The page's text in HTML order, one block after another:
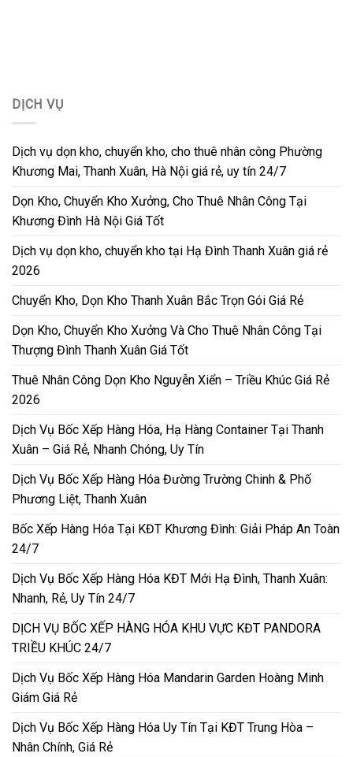
DỊCH VỤ
Dịch vụ dọn kho, chuyển kho, cho thuê nhân công Phường
Khương Mai, Thanh Xuân, Hà Nội giá rẻ, uy tín 24/7
Dọn Kho, Chuyển Kho Xưởng, Cho Thuê Nhân Công Tại
Khương Đình Hà Nội Giá Tốt
Dịch vụ dọn kho, chuyển kho tại Hạ Đình Thanh Xuân giá rẻ
2026
Chuyển Kho, Dọn Kho Thanh Xuân Bắc Trọn Gói Giá Rẻ
Dọn Kho, Chuyển Kho Xưởng Và Cho Thuê Nhân Công Tại
Thượng Đình Thanh Xuân Giá Tốt
Thuê Nhân Công Dọn Kho Nguyễn Xiển – Triều Khúc Giá Rẻ
2026
Dịch Vụ Bốc Xếp Hàng Hóa, Hạ Hàng Container Tại Thanh
Xuân – Giá Rẻ, Nhanh Chóng, Uy Tín
Dịch Vụ Bốc Xếp Hàng Hóa Đường Trường Chinh & Phố
Phương Liệt, Thanh Xuân
Bốc Xếp Hàng Hóa Tại KĐT Khương Đình: Giải Pháp An Toàn
24/7
Dịch Vụ Bốc Xếp Hàng Hóa KĐT Mới Hạ Đình, Thanh Xuân:
Nhanh, Rẻ, Uy Tín 24/7
DỊCH VỤ BỐC XẾP HÀNG HÓA KHU VỰC KĐT PANDORA
TRIỀU KHÚC 24/7
Dịch Vụ Bốc Xếp Hàng Hóa Mandarin Garden Hoàng Minh
Giám Giá Rẻ
Dịch Vụ Bốc Xếp Hàng Hóa Uy Tín Tại KĐT Trung Hòa –
Nhân Chính, Giá Rẻ